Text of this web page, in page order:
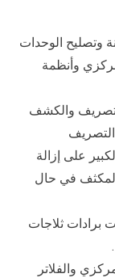
وتصليح الوحدات
وأنظمة
والكشف
على إزالة
المكثف في حال
برادات ثلاجات
والفلاتر